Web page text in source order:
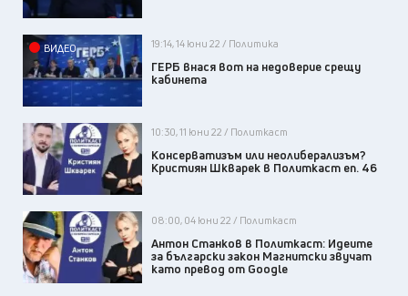
ВИДЕО 19:14, 14 юни 22 / Политика
ГЕРБ внася вот на недоверие срещу
кабинета
10:30, 11 юни 22 / Политкаст
Консерватизъм или неолиберализъм?
Кристиян Шкварек в Политкаст еп. 46
08:00, 04 юни 22 / Политкаст
Антон Станков в Политкаст: Идеите
за български закон Магнитски звучат
като превод от Google